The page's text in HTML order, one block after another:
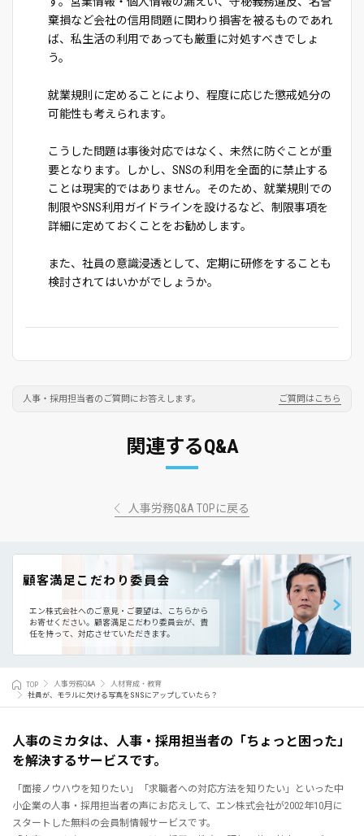
棄損など会社の信用問題に関わり損害を被るものであれ
ば、私生活の利用であっても厳重に対処すべきでしょ
う。
就業規則に定めることにより、程度に応じた懲戒処分の
可能性も考えられます。
こうした問題は事後対応ではなく、未然に防ぐことが重
要となります。しかし、SNSの利用を全面的に禁止する
ことは現実的ではありません。そのため、就業規則での
制限やSNS利用ガイドラインを設けるなど、制限事項を
詳細に定めておくことをお勧めします。
また、社員の意識浸透として、定期に研修をすることも
検討されてはいかがでしょうか。
人事・採用担当者のご質問にお答えします。 ご質問はこちら
関連するQ&A
人事労務Q&A TOPに戻る
顧客満足こだわり委員会
エン株式会社へのご意見・ご要望は、こちらから
お寄せください。 顧客満足こだわり委員会が、責
任を持って、対応させていただきます。
TOP 人事労務Q&A
人材育成・教育
社員が、モラルに欠ける写真をSNSにアップしていたら？
人事のミカタは、人事・採用担当者の「ちょっと困った」
を解決するサービスです。
「面接ノウハウを知りたい」「求職者への対応方法を知りたい」といった中
小企業の人事・採用担当者の声にお応えして、エン株式会社が2002年10月に
スタートした無料の会員制情報サービスです。